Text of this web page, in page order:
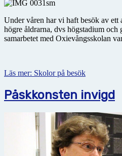
Under våren har vi haft besök av ett
högre åldrarna, dvs högstadium
samarbetet med Oxievångsskolan
Läs mer: Skolor på besök
Påskkonsten invigd